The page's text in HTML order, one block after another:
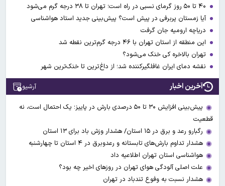
آیا زمستان پربرفی در پیش است؟ پیش‌بینی جدید استاد هواشناسی
دریاچه ارومیه جان گرفت
این منطقه از استان تهران با ۴۶ درجه گرم‌ترین نقطه شد
تهران بالاخره کی خنک می‌شود؟
نقشه دمای ایران غافلگیرکننده شد؛ از داغ‌ترین تا خنک‌ترین شهر
آخرین اخبار آرشیو
پیش‌بینی افزایش ۳۰ تا ۵۰ درصدی بارش در پاییز؛ یک احتمال است، نه
قطعیت
رگبارو رعد و برق در ۱۵ استان/ هشدار وزش باد برای ۱۳ استان‌
هشدار تداوم بارش‌های تابستانه و رعدوبرق در ۴ استان تا چهارشنبه
هواشناسی استان تهران اطلاعیه داد
علت اصلی آلودگی هوای تهران در روزهای اخیر چه بود؟
هشدار نسبت به وفوع تندباد در تهران